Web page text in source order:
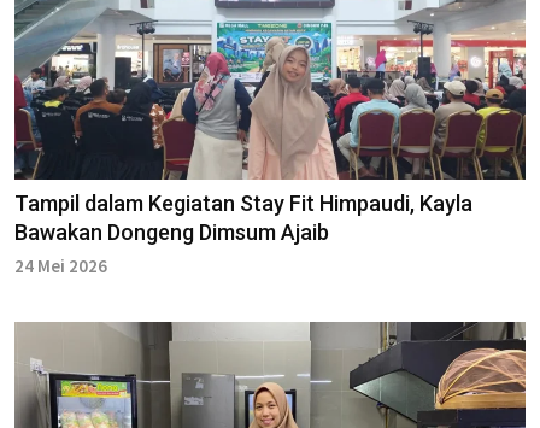
Tampil dalam Kegiatan Stay Fit Himpaudi, Kayla
Bawakan Dongeng Dimsum Ajaib
24 Mei 2026